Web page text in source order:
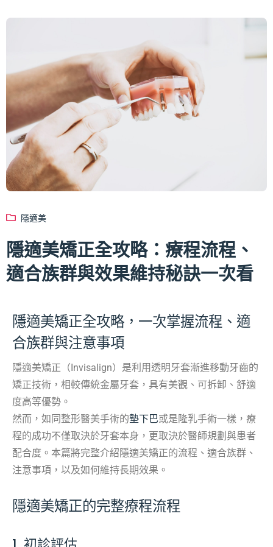
隱適美
隱適美矯正全攻略：療程流程、
適合族群與效果維持秘訣一次看
隱適美矯正全攻略，一次掌握流程、適
合族群與注意事項
隱適美矯正（Invisalign）是利用透明牙套漸進移動牙齒的
矯正技術，相較傳統金屬牙套，具有美觀、可拆卸、舒適
度高等優勢。
然而，如同整形醫美手術的墊下巴或是隆乳手術一樣，療
程的成功不僅取決於牙套本身，更取決於醫師規劃與患者
配合度。本篇將完整介紹隱適美矯正的流程、適合族群、
注意事項，以及如何維持長期效果。
隱適美矯正的完整療程流程